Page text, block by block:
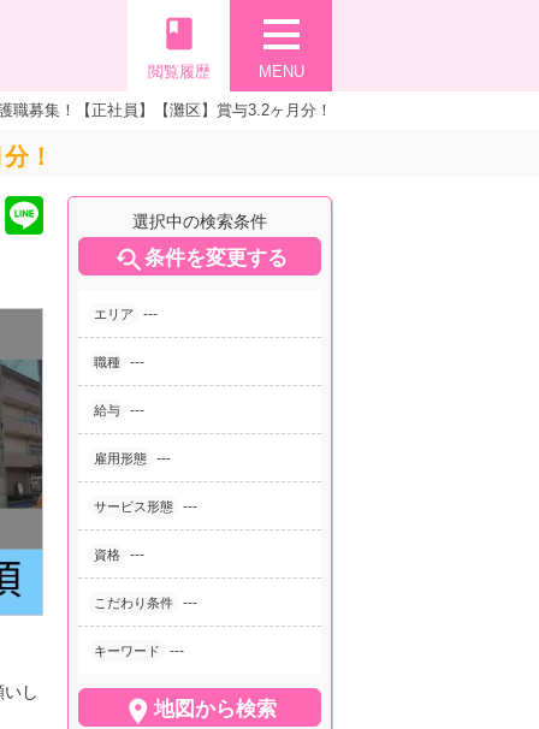
MENU
book
閲覧履歴
職募集！【正社員】【灘区】賞与3.2ヶ月分！
！
選択中の検索条件
条件を変更する
エリア ---
職種 ---
給与 ---
雇用形態 ---
サービス形態 ---
資格 ---
こだわり条件 ---
キーワード ---
 地図から検索
し